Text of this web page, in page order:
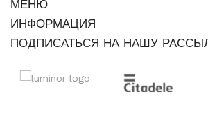
МЕНЮ
ИНФОРМАЦИЯ
ПОДПИСАТЬСЯ НА НАШУ